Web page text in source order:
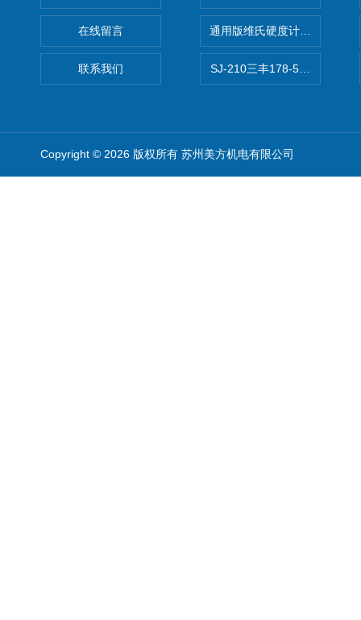
在线留言
联系我们
通用版维氏硬度计软件 自动
SJ-210三丰178-560-11DC粗
Copyright © 2026 版权所有 苏州美方机电有限公司